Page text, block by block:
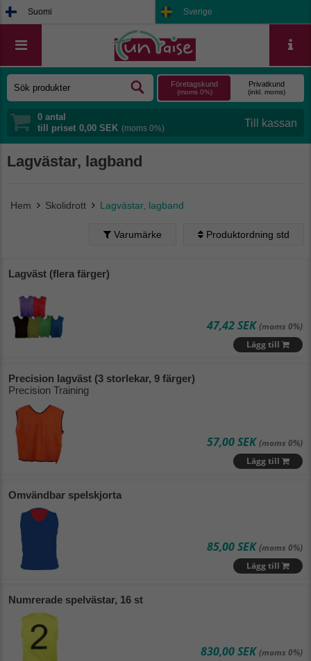
Suomi Sverige
Företagskund
(moms 0%)
Privatkund
(inkl. moms)
0 antal
till priset 0,00 SEK (moms 0%)
Lagvästar, lagband
Hem Skolidrott Lagvästar, lagband
Varumärke Produktordning std
Produktordning std
Lägsta pris
Varumärke (A - Ö)
Varumärke (Ö - A)
Lagväst (flera färger)
47,42 SEK(moms 0%)
Lägg till
Precision lagväst (3 storlekar, 9 färger)
Precision Training
57,00 SEK(moms 0%)
Lägg till
Omvändbar spelskjorta
85,00 SEK(moms 0%)
Lägg till
Numrerade spelvästar, 16 st
830,00 SEK(moms 0%)